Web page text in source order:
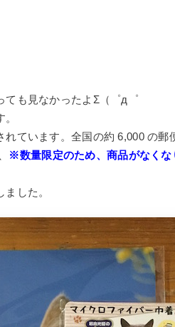
ても見なかったよΣ（゜д゜
ています。全国の約 6,000 の郵
※数量限定のため、商品がなくな
した。